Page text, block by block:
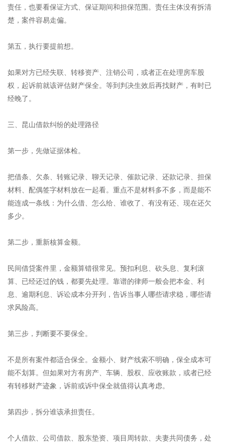
责任，也要看保证方式、保证期间和担保范围。责任主体没有拆清
楚，案件容易走偏。
第五，执行要提前想。
如果对方已经失联、转移资产、注销公司，或者正在处理房车股
权，起诉前就该评估财产保全。等到判决生效后再找财产，有时已
经晚了。
三、昆山借款纠纷的处理路径
第一步，先做证据体检。
把借条、欠条、转账记录、聊天记录、催款记录、还款记录、担保
材料、配偶签字材料放在一起看。重点不是材料多不多，而是能不
能连成一条线：为什么借、怎么给、谁收了、有没有还、现在还欠
多少。
第二步，重新核算金额。
民间借贷案件里，金额算错很常见。预扣利息、砍头息、复利滚
算、已经还过的钱，都要先处理。靠谱的律师一般会把本金、利
息、逾期利息、诉讼成本分开列，告诉当事人哪些请求稳，哪些请
求风险高。
第三步，判断要不要保全。
不是所有案件都适合保全。金额小、财产线索不明确，保全成本可
能不划算。但如果对方有房产、车辆、股权、应收账款，或者已经
有转移财产迹象，诉前或诉中保全就值得认真考虑。
第四步，拆分谁该承担责任。
个人借款、公司借款、股东垫资、项目周转款、夫妻共同债务，处